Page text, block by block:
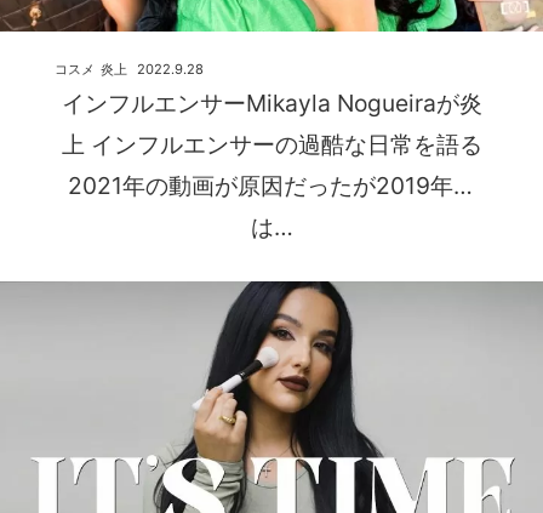
インフルエンサーMikayla Nogueiraが炎
上 インフルエンサーの過酷な日常を語る
2021年の動画が原因だったが2019年に
は…
2022.9.28
コスメ 炎上